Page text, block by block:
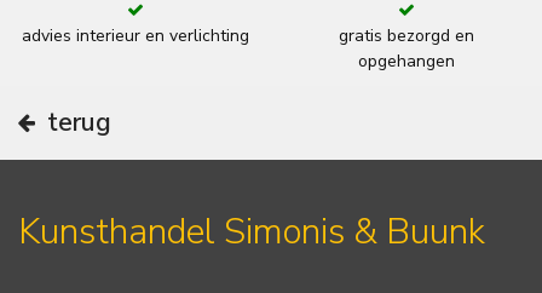
advies interieur en verlichting
gratis bezorgd en
opgehangen
terug
Kunsthandel Simonis & Buunk